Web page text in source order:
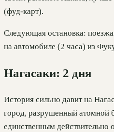
(фуд-карт).
Следующая остановка:
на автомобиле (2 часа) из
Нагасаки: 2 дня
История сильно давит на
город, разрушенный атомной
единственным